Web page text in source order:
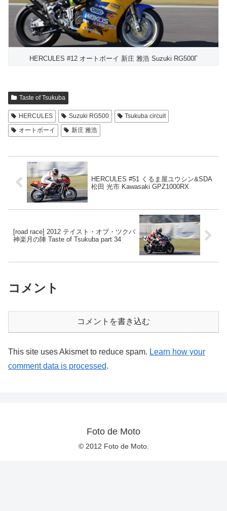
HERCULES #12 オートボーイ 新庄 雅浩 Suzuki RG500Γ
Taste of Tsukuba
HERCULES Suzuki RG500
Tsukuba circuit
オートボーイ
新庄 雅浩
HERCULES #51 くるま屋ユウシン&SDA
松田 光市 Kawasaki GPZ1000RX
[road race] 2012 テイスト・オブ・ツクバ
神楽月の陣 Taste of Tsukuba part 34
コメント
コメントを書き込む
This site uses Akismet to reduce spam. Learn how your
comment data is processed.
Foto de Moto
© 2012 Foto de Moto.